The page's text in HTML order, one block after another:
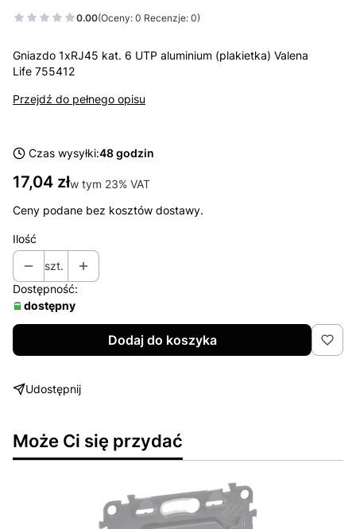
0.00(Oceny: 0 Recenzje: 0)
Gniazdo 1xRJ45 kat. 6 UTP aluminium (plakietka) Valena
Life 755412
Przejdź do pełnego opisu
Czas wysyłki:48 godzin
Cena
17,04 złw tym 23% VAT
w tym 23% VAT
Ceny podane bez kosztów dostawy.
Ilość
szt.
Dostępność:
dostępny
Dodaj do koszyka
Udostępnij
Może Ci się przydać